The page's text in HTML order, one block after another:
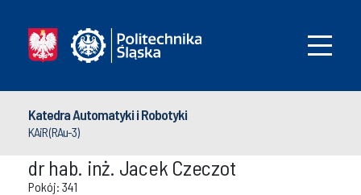
Katedra Automatyki i Robotyki
KAiR (RAu-3)
dr hab. inż. Jacek Czeczot
Pokój: 341